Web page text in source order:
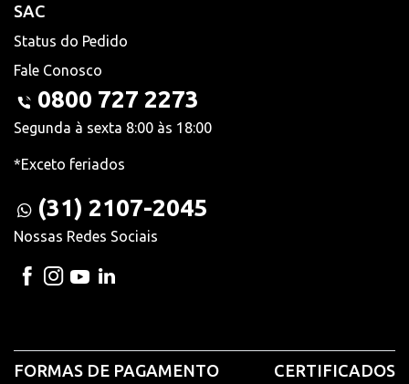
SAC
Status do Pedido
Fale Conosco
0800 727 2273
Segunda à sexta 8:00 às 18:00
*Exceto feriados
(31) 2107-2045
Nossas Redes Sociais
FORMAS DE PAGAMENTO CERTIFICADOS